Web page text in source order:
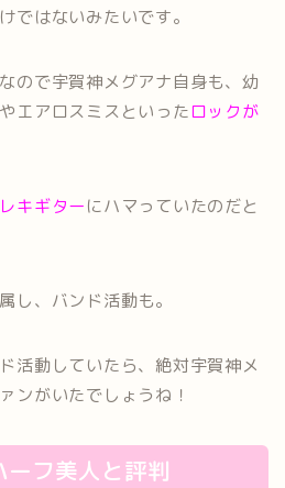
ではないみたいです。
ので宇賀神メグアナ自身も、幼
エアロスミスといったロックが
キギターにハマっていたのだと
し、バンド活動も。
活動していたら、絶対宇賀神メ
ンがいたでしょうね！
フ美人と評判